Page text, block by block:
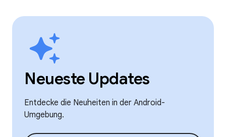
Neueste Updates
Entdecke die Neuheiten in der Android-
Umgebung.